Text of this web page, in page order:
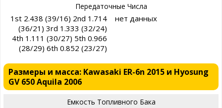
Передаточные Числа
1st 2.438 (39/16) 2nd 1.714
(36/21) 3rd 1.333 (32/24)
4th 1.111 (30/27) 5th 0.966
(28/29) 6th 0.852 (23/27)
нет данных
Размеры и масса: Kawasaki ER-6n 2015 и Hyosung
GV 650 Aquila 2006
Емкость Топливного Бака